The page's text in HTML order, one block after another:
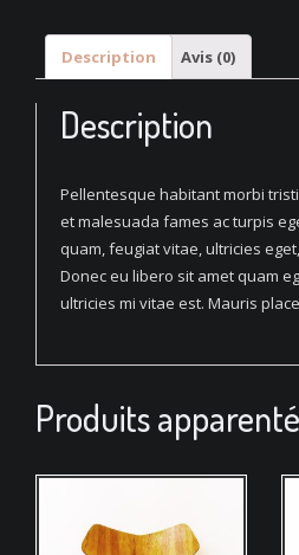
Description Avis (0)
Description
Pellentesque habitant morbi
et malesuada fames ac turpis
quam, feugiat vitae, ultricies
Donec eu libero sit amet quam
ultricies mi vitae est. Mauris
Produits